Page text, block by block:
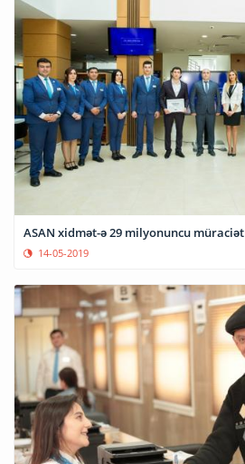
ASAN xidmət-ə 29 milyonuncu müraciət
14-05-2019